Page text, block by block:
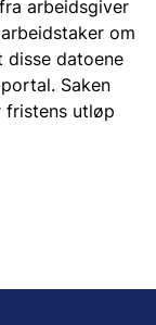
arbeidsgiver
om
disse datoene
Saken
fristens utløp